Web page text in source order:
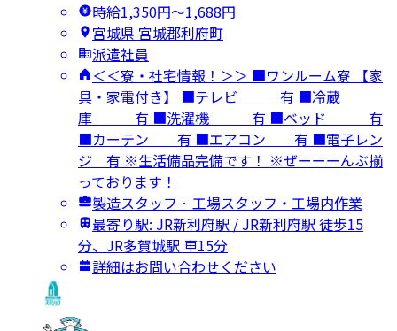
時給1,350円〜1,688円
宮城県 宮城郡利府町
派遣社員
＜＜寮・社宅情報！＞＞ ■ワンルーム寮 【家
具・家電付き】 ■テレビ 有 ■冷蔵
庫 有 ■洗濯機 有 ■ベッド 有
■カーテン 有 ■エアコン 有 ■電子レン
ジ 有 ※生活備品完備です！ ※ぜーーーんぶ揃
っております！
製造スタッフ · 工場スタッフ・工場内作業
最寄り駅: JR新利府駅 / JR新利府駅 徒歩15
分、JR多賀城駅 車15分
詳細はお問い合わせください